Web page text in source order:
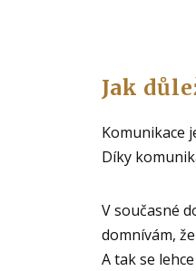
Jak
Komunikace
Díky
V současné
domnívám,
A tak se